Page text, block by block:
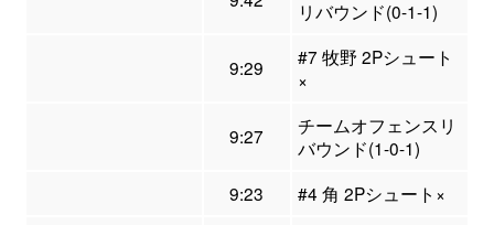
リバウンド(0-1-1)
9:29
#7 牧野 2Pシュート
×
9:27
チームオフェンスリ
バウンド(1-0-1)
9:23
#4 角 2Pシュート×